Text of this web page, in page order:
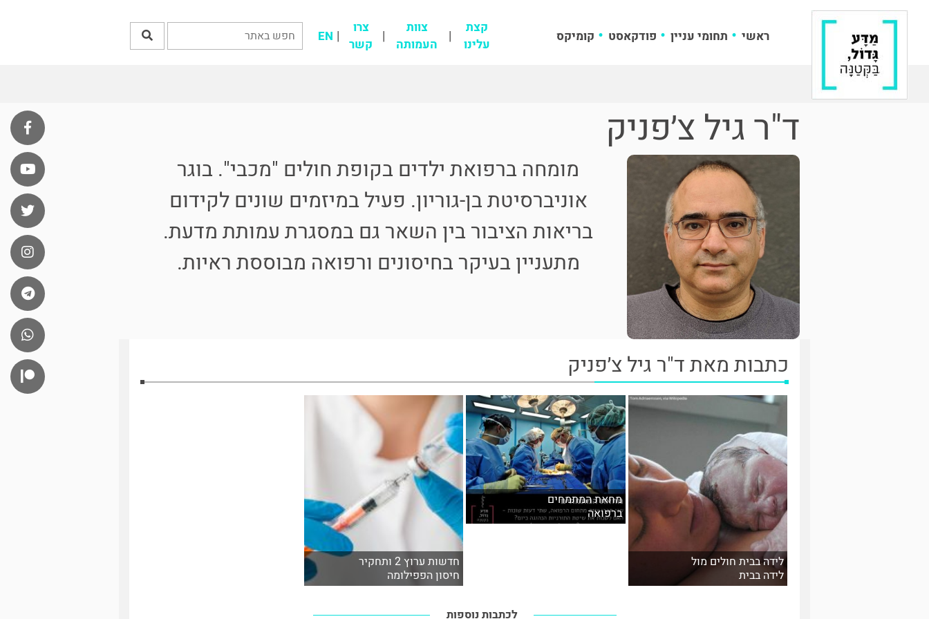
ראשי תחומי עניין פודקאסט קומיקס
קצת
עלינו
צוות
העמותה
צרו
קשר
EN
ד"ר גיל צ׳פניק
מומחה ברפואת ילדים בקופת חולים "מכבי". בוגר
אוניברסיטת בן-גוריון. פעיל במיזמים שונים לקידום
בריאות הציבור בין השאר גם במסגרת עמותת מדעת.
מתעניין בעיקר בחיסונים ורפואה מבוססת ראיות.
כתבות מאת ד"ר גיל צ׳פניק
לידה בבית חולים מול
לידה בבית
מחאת המתמחים
ברפואה
חדשות ערוץ 2 ותחקיר
חיסון הפפילומה
לכתבות נוספות